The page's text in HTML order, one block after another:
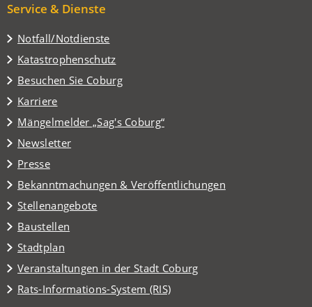
Service & Dienste
Notfall/Notdienste
Katastrophenschutz
Besuchen Sie Coburg
(Öffnet
in
einem
neuen
Tab)
Karriere
Mängelmelder „Sag's Coburg“
(Öffnet
in
einem
neuen
Tab)
Newsletter
Presse
Bekanntmachungen & Veröffentlichungen
Stellenangebote
Baustellen
Stadtplan
(Öffnet
in
einem
neuen
Veranstaltungen in der Stadt Coburg
(Öffnet
in
einem
Rats-Informations-System (RIS)
(Öffnet